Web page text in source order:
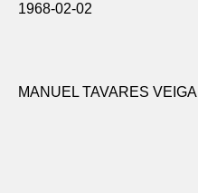
1968-02-02
MANUEL TAVARES VEIGA